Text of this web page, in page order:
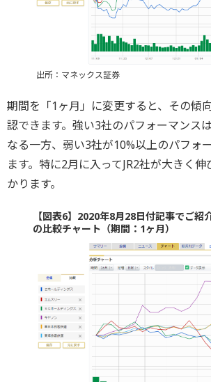
出所：マネックス証券
期間を「1ヶ月」に変更すると、その傾
認できます。強い3社のパフォーマンス
なる一方、弱い3社が10%以上のパフォ
ます。特に2月に入ってJR2社が大きく
かります。
【図表6】2020年8月28日付記事でご紹
の比較チャート（期間：1ヶ月）